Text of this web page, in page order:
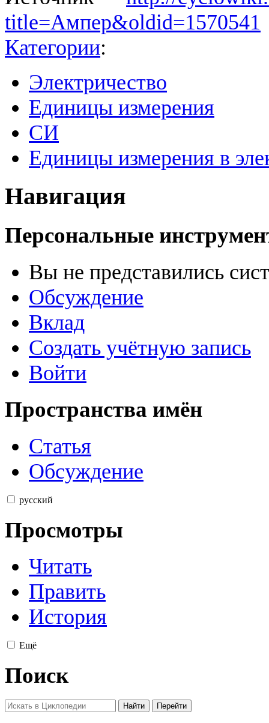
title=Ампер&oldid=1570541
Категории:
Электричество
Единицы измерения
СИ
Единицы измерения в
Навигация
Персональные
Вы не представились
Обсуждение
Вклад
Создать учётную запись
Войти
Пространства имён
Статья
Обсуждение
русский
Просмотры
Читать
Править
История
Ещё
Поиск